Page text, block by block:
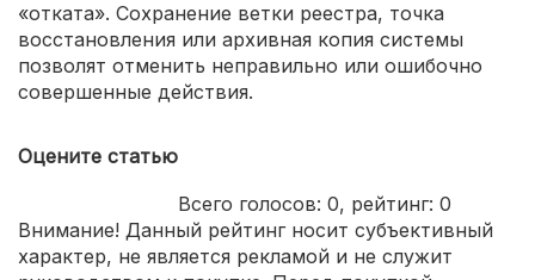
«отката». Сохранение ветки реестра, точка
восстановления или архивная копия системы
позволят отменить неправильно или ошибочно
совершенные действия.
Оцените статью
Всего голосов: 0, рейтинг: 0
Внимание! Данный рейтинг носит субъективный
характер, не является рекламой и не служит